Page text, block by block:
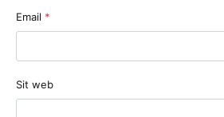
Email *
Sit web